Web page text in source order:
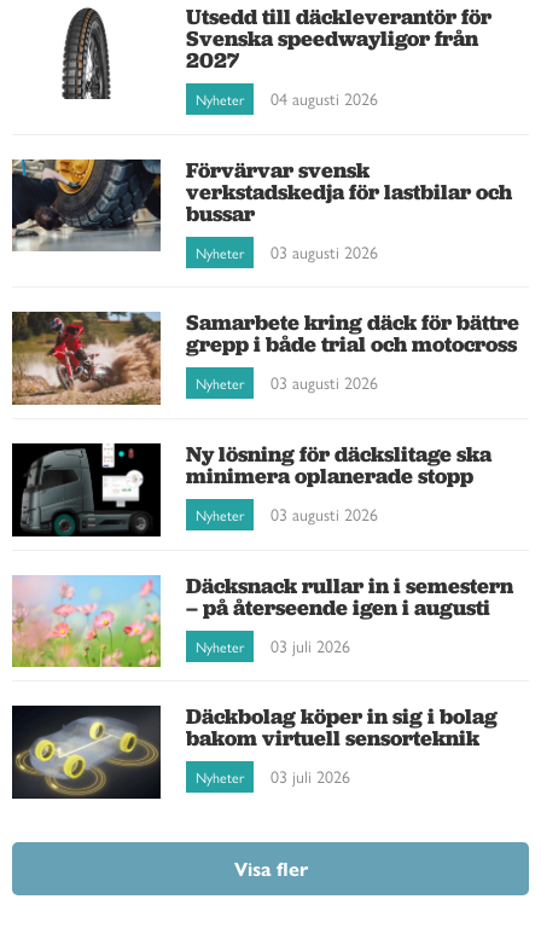
Utsedd till däckleverantör för
Svenska speedwayligor från
2027
Nyheter 04 augusti 2026
Förvärvar svensk
verkstadskedja för lastbilar och
bussar
Nyheter 03 augusti 2026
Samarbete kring däck för bättre
grepp i både trial och motocross
Nyheter 03 augusti 2026
Ny lösning för däckslitage ska
minimera oplanerade stopp
Nyheter 03 augusti 2026
Däcksnack rullar in i semestern
– på återseende igen i augusti
Nyheter 03 juli 2026
Däckbolag köper in sig i bolag
bakom virtuell sensorteknik
Nyheter 03 juli 2026
Visa fler